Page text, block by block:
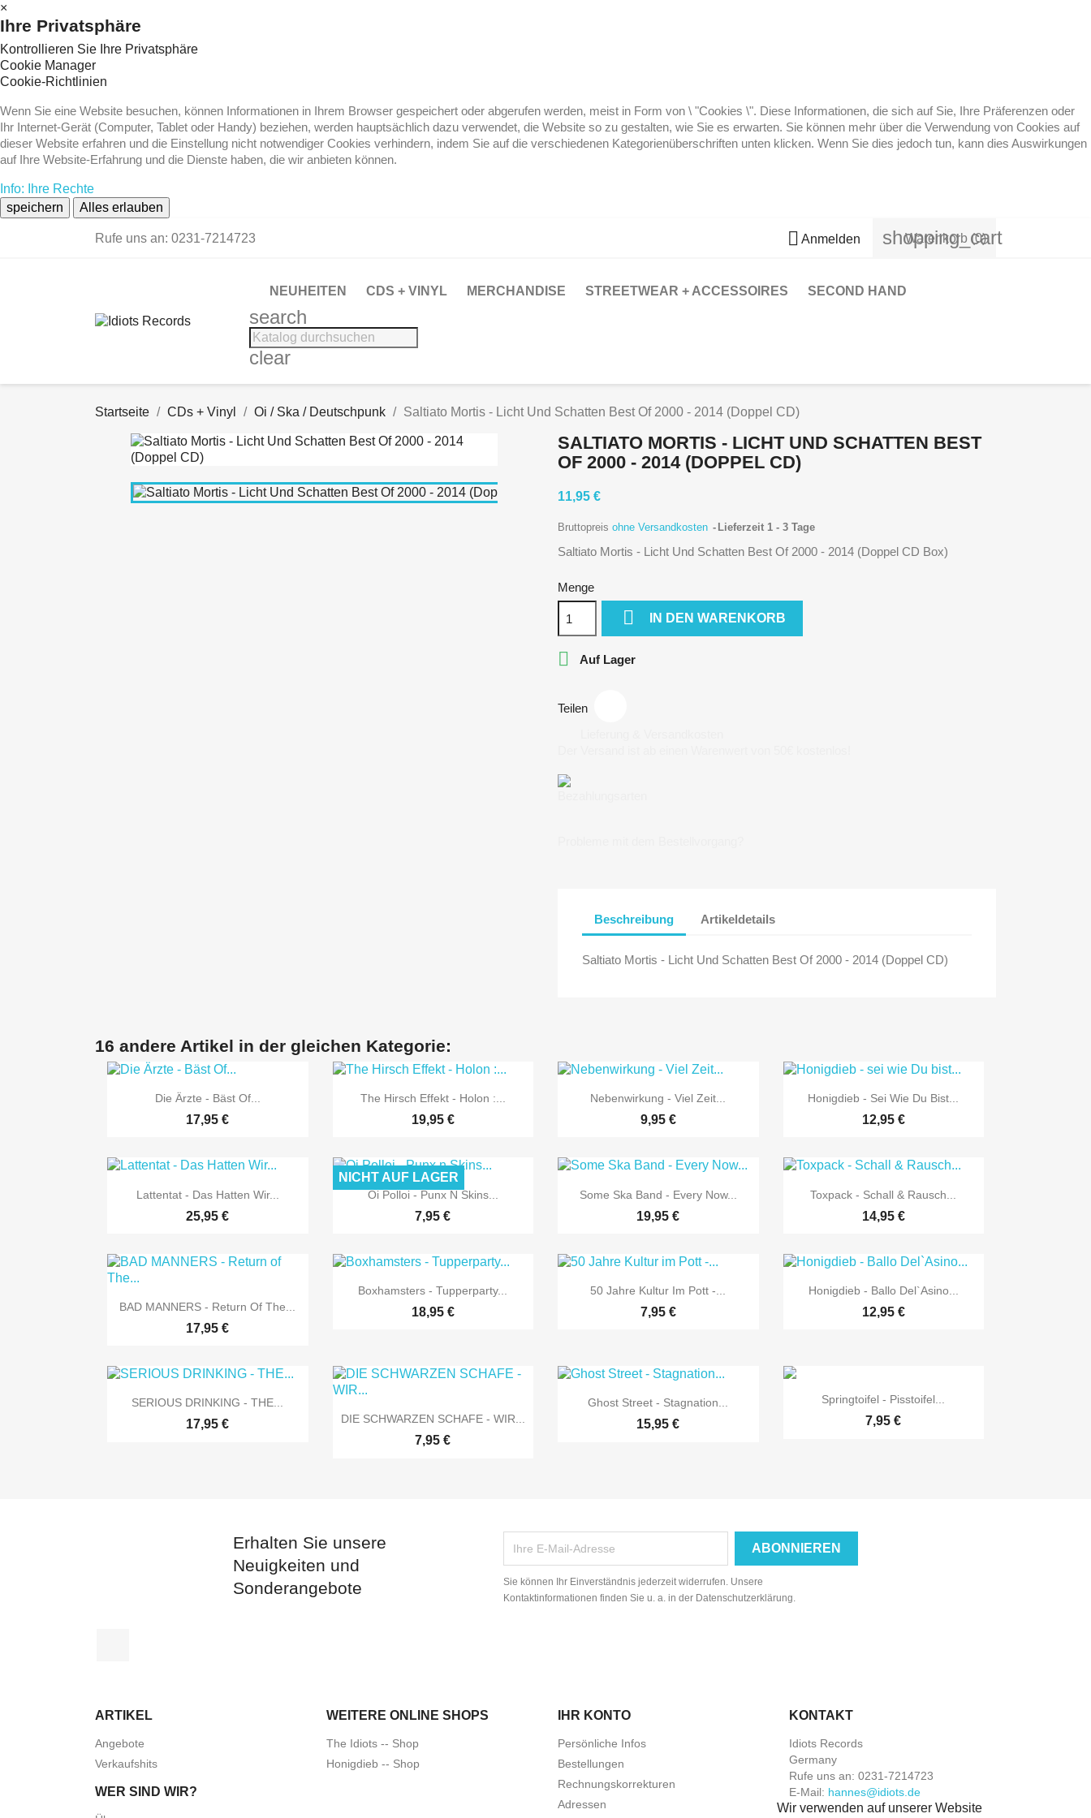
×
Ihre Privatsphäre
Kontrollieren Sie Ihre Privatsphäre
Cookie Manager
Cookie-Richtlinien
Wenn Sie eine Website besuchen, können Informationen in Ihrem Browser gespeichert oder abgerufen werden, meist in Form von \ "Cookies \". Diese Informationen, die sich auf Sie, Ihre Präferenzen oder
Ihr Internet-Gerät (Computer, Tablet oder Handy) beziehen, werden hauptsächlich dazu verwendet, die Website so zu gestalten, wie Sie es erwarten. Sie können mehr über die Verwendung von Cookies auf
dieser Website erfahren und die Einstellung nicht notwendiger Cookies verhindern, indem Sie auf die verschiedenen Kategorienüberschriften unten klicken. Wenn Sie dies jedoch tun, kann dies Auswirkungen
auf Ihre Website-Erfahrung und die Dienste haben, die wir anbieten können.
Info: Ihre Rechte
speichern
Alles erlauben
Rufe uns an: 0231-7214723  Anmelden shopping_cart
Warenkorb (0)
NEUHEITEN CDS + VINYL MERCHANDISE STREETWEAR + ACCESSOIRES SECOND HAND
search
clear
Startseite CDs + Vinyl Oi / Ska / Deutschpunk Saltiato Mortis - Licht Und Schatten Best Of 2000 - 2014 (Doppel CD)
SALTIATO MORTIS - LICHT UND SCHATTEN BEST
OF 2000 - 2014 (DOPPEL CD)
11,95 €
Bruttopreis ohne Versandkosten Lieferzeit 1 - 3 Tage
Saltiato Mortis - Licht Und Schatten Best Of 2000 - 2014 (Doppel CD Box)
Menge
 IN DEN WARENKORB
 Auf Lager
Teilen
Beschreibung Artikeldetails
Saltiato Mortis - Licht Und Schatten Best Of 2000 - 2014 (Doppel CD)
16 andere Artikel in der gleichen Kategorie:
 Vorschau
Die Ärzte - Bäst Of...
17,95 €
 Vorschau
The Hirsch Effekt - Holon :...
19,95 €
 Vorschau
Nebenwirkung - Viel Zeit...
9,95 €
 Vorschau
Honigdieb - Sei Wie Du Bist...
12,95 €
 Vorschau
Lattentat - Das Hatten Wir...
25,95 €
 Vorschau
Oi Polloi - Punx N Skins...
7,95 €
NICHT AUF LAGER
 Vorschau
Some Ska Band - Every Now...
19,95 €
 Vorschau
Toxpack - Schall & Rausch...
14,95 €
 Vorschau
BAD MANNERS - Return Of The...
17,95 €
 Vorschau
Boxhamsters - Tupperparty...
18,95 €
 Vorschau
50 Jahre Kultur Im Pott -...
7,95 €
 Vorschau
Honigdieb - Ballo Del`Asino...
12,95 €
 Vorschau
SERIOUS DRINKING - THE...
17,95 €  Vorschau
DIE SCHWARZEN SCHAFE - WIR...
7,95 €
 Vorschau
Ghost Street - Stagnation...
15,95 €
 Vorschau
Springtoifel - Pisstoifel...
7,95 €
Erhalten Sie unsere
Neuigkeiten und
Sonderangebote
Sie können Ihr Einverständnis jederzeit widerrufen. Unsere
Kontaktinformationen finden Sie u. a. in der Datenschutzerklärung.
ARTIKEL
Angebote
Verkaufshits
WEITERE ONLINE SHOPS
The Idiots -- Shop
Honigdieb -- Shop
WER SIND WIR?
IHR KONTO
Persönliche Infos
Bestellungen
Rechnungskorrekturen
Adressen
KONTAKT
Idiots Records
Germany
Rufe uns an: 0231-7214723
E-Mail: hannes@idiots.de
Wir verwenden auf unserer Website